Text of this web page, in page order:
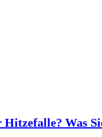
Hitzefalle? Was